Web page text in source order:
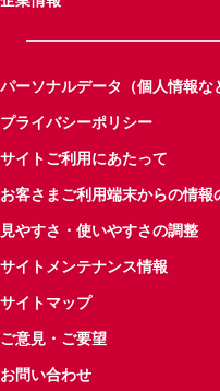
パーソナルデータ（個人情報な
プライバシーポリシー
サイトご利用にあたって
お客さまご利用端末からの情報
見やすさ・使いやすさの調整
サイトメンテナンス情報
サイトマップ
ご意見・ご要望
お問い合わせ